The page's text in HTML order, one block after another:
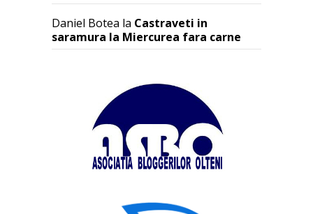
Daniel Botea la Castraveti in
saramura la Miercurea fara carne